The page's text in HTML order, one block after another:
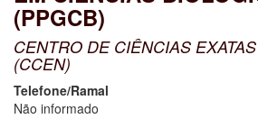
(PPGCB)
CENTRO DE CIÊNCIAS
(CCEN)
Telefone/Ramal
Não informado